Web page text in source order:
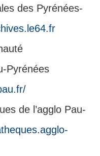
des Pyrénées-
Pyrénées
de l’agglo Pau-